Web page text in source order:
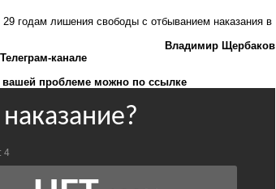
годам лишения свободы с отбыванием наказания в
Владимир Щербаков
канале
проблеме можно по ссылке